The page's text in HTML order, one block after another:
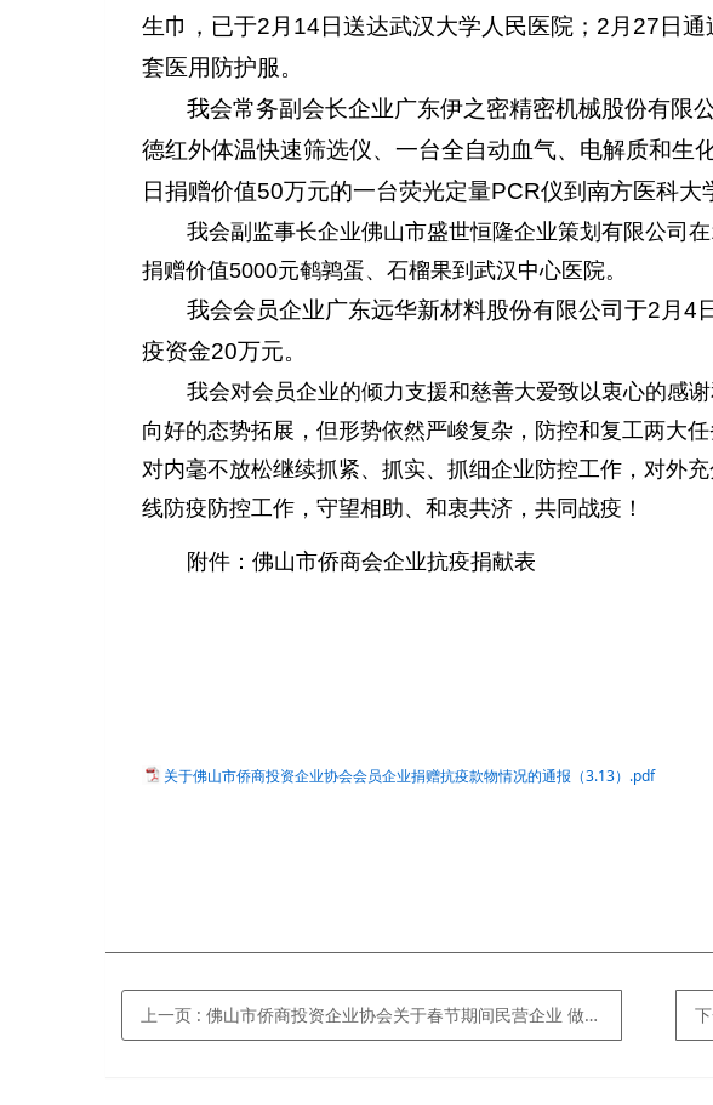
生巾，已于2月14日送达武汉大学人民医院；2月27日
套医用防护服。
我会常务副会长企业广东伊之密精密机械股份有限
德红外体温快速筛选仪、一台全自动血气、电解质和生
日捐赠价值50万元的一台荧光定量PCR仪到南方医科大
我会副监事长企业佛山市盛世恒隆企业策划有限公司在
捐赠价值5000元鹌鹑蛋、石榴果到武汉中心医院。
我会会员企业广东远华新材料股份有限公司于2月4
疫资金20万元。
我会对会员企业的倾力支援和慈善大爱致以衷心的感
向好的态势拓展 ，但形势依然严峻复杂，防控和复工两大
对内毫不放松继续抓紧、抓实、抓细企业防控工作，对外
线防疫防控工作，守望相助、和衷共济，共同战疫！
附件：佛山市侨商会企业抗疫捐献表
关于佛山市侨商投资企业协会会员企业捐赠抗疫款物情况的通报（3.13）.pdf
上一页 : 佛山市侨商投资企业协会关于春节期间民营企业 做好疫情防控工作的倡议书